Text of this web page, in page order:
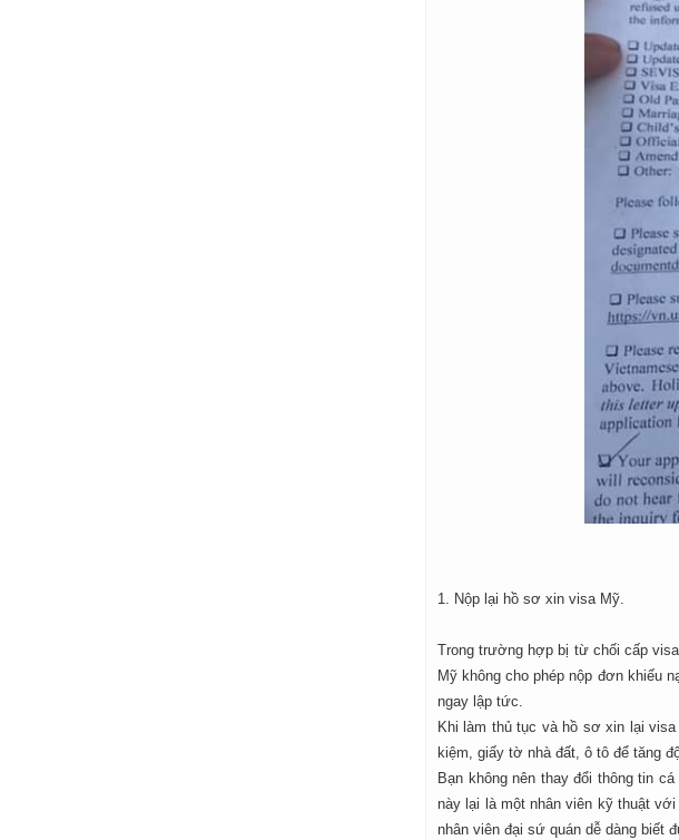
1. Nộp lại hồ sơ xin visa Mỹ.
Trong trường hợp bị từ chối cấp
Mỹ không cho phép nộp đơn khiếu
ngay lập tức.
Khi làm thủ tục và hồ sơ xin lại
kiệm, giấy tờ nhà đất, ô tô để tăng
Bạn không nên thay đổi thông tin
này lại là một nhân viên kỹ thuật
nhân viên đại sứ quán dễ dàng biết